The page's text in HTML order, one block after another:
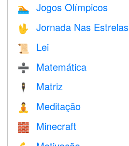
🏊 Jogos Olímpicos
🖖 Jornada Nas Estrelas
📜 Lei
➗ Matemática
🕴️ Matriz
🧘 Meditação
🧱 Minecraft